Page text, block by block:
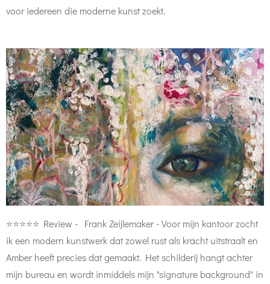
voor iedereen die moderne kunst zoekt.
⭐⭐⭐⭐⭐ Review - Frank Zeijlemaker -Voor mijn kantoor zocht
ik een modern kunstwerk dat zowel rust als kracht uitstraalt en
Amber heeft precies dat gemaakt. Het schilderij hangt achter
mijn bureau en wordt inmiddels mijn "signature background" in